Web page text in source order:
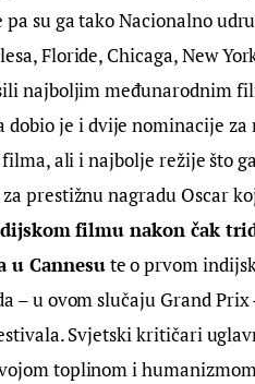
su ga tako Nacionalno
Floride, Chicaga, New
najboljim međunarodnim
dobio je i dvije nominacije za
ali i najbolje režije što
prestižnu nagradu Oscar
filmu nakon čak
u Cannesu te o prvom
– u ovom slučaju Grand Prix
Svjetski kritičari
toplinom i